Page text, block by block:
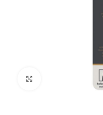
Clic para ampliar